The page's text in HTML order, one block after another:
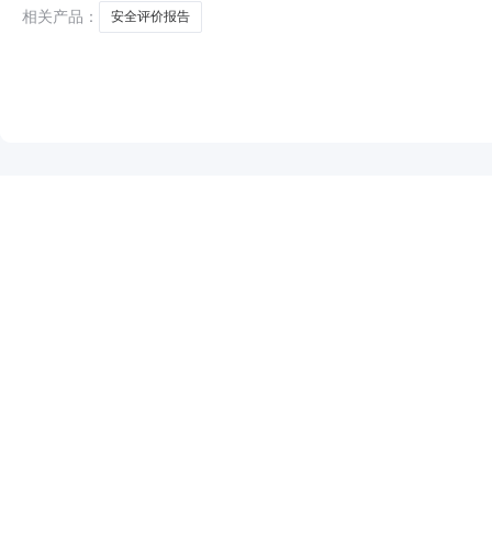
相关产品：
安全评价报告